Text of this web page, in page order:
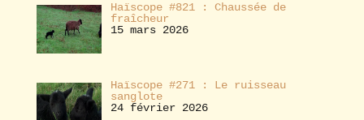
Haïscope #821 : Chaussée de
fraîcheur
15 mars 2026
Haïscope #271 : Le ruisseau
sanglote
24 février 2026